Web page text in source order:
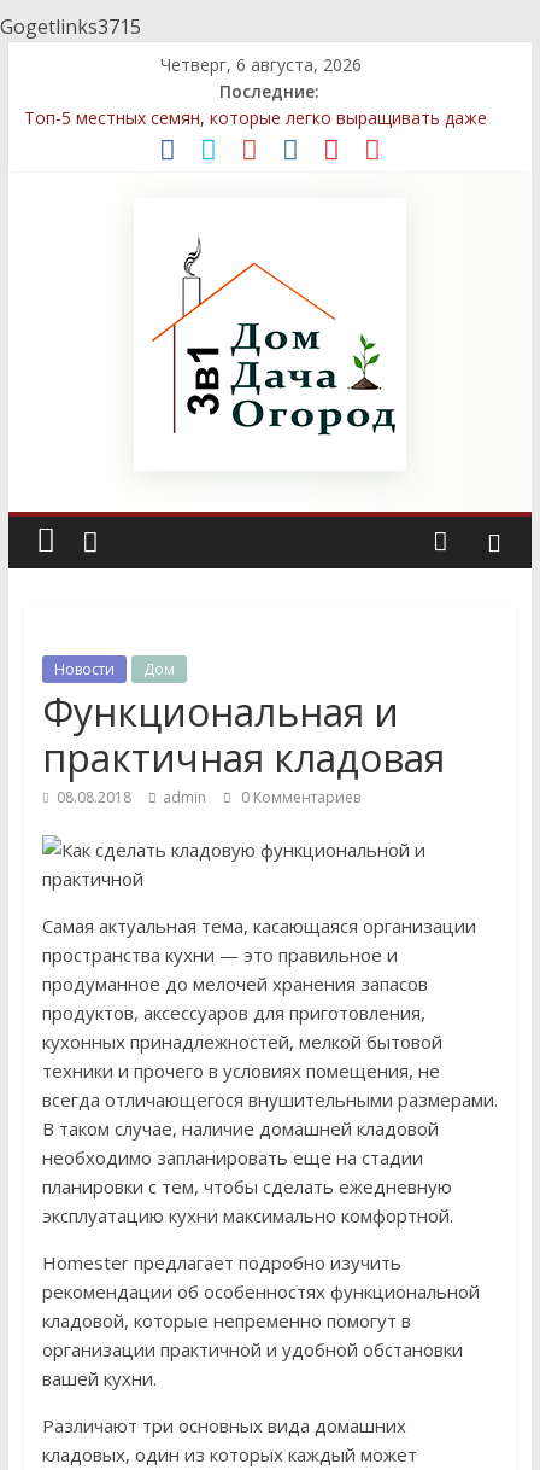
Gogetlinks3715
Четверг, 6 августа, 2026
Последние:
Топ-5 местных семян, которые легко выращивать даже
Стратегии посадки деревьев и кустарников для защиты
Сравнение местных и импортных семян: преимущества и
недостатки для дачников
Новости Дом
Функциональная и
практичная кладовая
08.08.2018 admin 0 Комментариев
Самая актуальная тема, касающаяся организации
пространства кухни — это правильное и
продуманное до мелочей хранения запасов
продуктов, аксессуаров для приготовления,
кухонных принадлежностей, мелкой бытовой
техники и прочего в условиях помещения, не
всегда отличающегося внушительными размерами.
В таком случае, наличие домашней кладовой
необходимо запланировать еще на стадии
планировки с тем, чтобы сделать ежедневную
эксплуатацию кухни максимально комфортной.
Homester предлагает подробно изучить
рекомендации об особенностях функциональной
кладовой, которые непременно помогут в
организации практичной и удобной обстановки
вашей кухни.
Различают три основных вида домашних
кладовых, один из которых каждый может